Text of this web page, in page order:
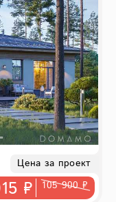
Цена за проект
₽ 105 900 ₽